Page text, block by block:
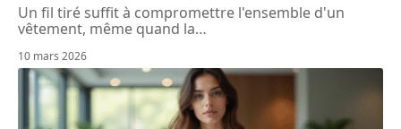
Un fil tiré suffit à compromettre l'ensemble d'un
vêtement, même quand la…
10 mars 2026